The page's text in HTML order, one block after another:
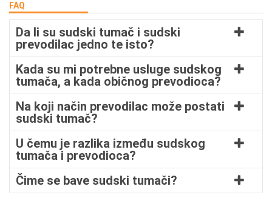
FAQ
Da li su sudski tumač i sudski
prevodilac jedno te isto?
Kada su mi potrebne usluge sudskog
tumača, a kada običnog prevodioca?
Na koji način prevodilac može postati
sudski tumač?
U čemu je razlika između sudskog
tumača i prevodioca?
Čime se bave sudski tumači?